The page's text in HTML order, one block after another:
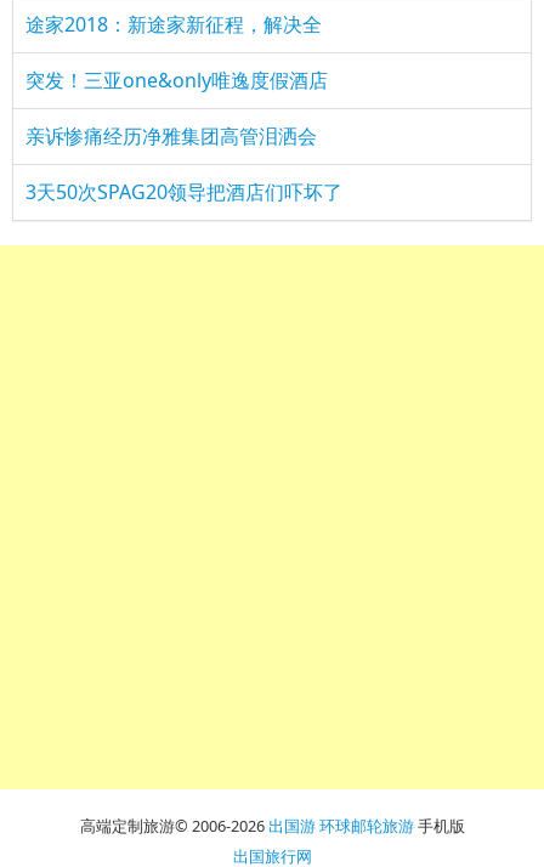
途家2018：新途家新征程，解决全
突发！三亚one&only唯逸度假酒店
亲诉惨痛经历净雅集团高管泪洒会
3天50次SPAG20领导把酒店们吓坏了
高端定制旅游© 2006-2026出国游环球邮轮旅游手机版
出国旅行网